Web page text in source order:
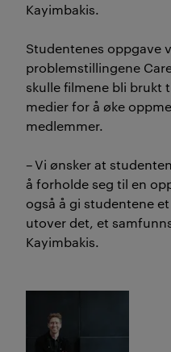
Kayimbakis.
Studentenes oppgave
problemstillingene
skulle filmene bli brukt
medier for å øke
medlemmer.
–Vi ønsker at
å forholde seg til en
også å gi studentene
utover det, et
Kayimbakis.